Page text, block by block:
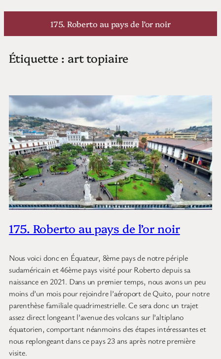
Aller
175. Roberto au pays de l’or noir
Étiquette : art topiaire
175. Roberto au pays de l’or noir
Nous voici donc en Équateur, 8ème pays de notre périple
sudaméricain et 46ème pays visité pour Roberto depuis sa
naissance en 2021. Dans un premier temps, nous avons un peu
moins d’un mois pour rejoindre l’aéroport de Quito, pour notre
parenthèse familiale quadrimestrielle. Ce sera donc un trajet
assez direct longeant l’avenue des volcans sur l’altiplano
équatorien, comportant néanmoins des étapes intéressantes et
nous replongeant dans ce pays 23 ans après notre première
visite.